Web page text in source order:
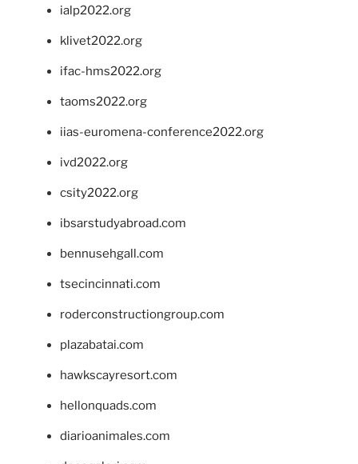
ialp2022.org
klivet2022.org
ifac-hms2022.org
taoms2022.org
iias-euromena-conference2022.org
ivd2022.org
csity2022.org
ibsarstudyabroad.com
bennusehgall.com
tsecincinnati.com
roderconstructiongroup.com
plazabatai.com
hawkscayresort.com
hellonquads.com
diarioanimales.com